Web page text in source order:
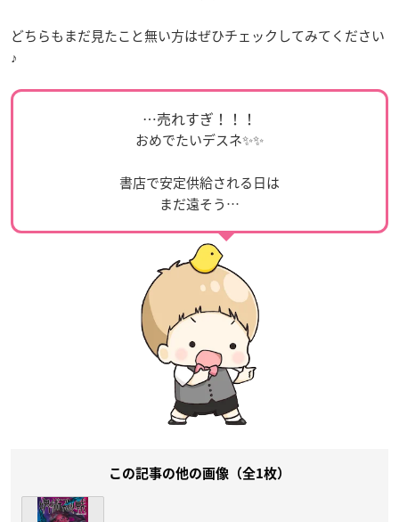
どちらもまだ見たこと無い方はぜひチェックしてみてください
♪
…売れすぎ！！！
おめでたいデスネ✨✨
書店で安定供給される日は
まだ遠そう…
この記事の他の画像（全1枚）